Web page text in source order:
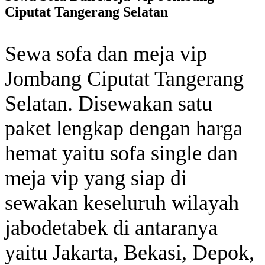
Ciputat Tangerang Selatan
Sewa sofa dan meja vip
Jombang Ciputat Tangerang
Selatan. Disewakan satu
paket lengkap dengan harga
hemat yaitu sofa single dan
meja vip yang siap di
sewakan keseluruh wilayah
jabodetabek di antaranya
yaitu Jakarta, Bekasi, Depok,